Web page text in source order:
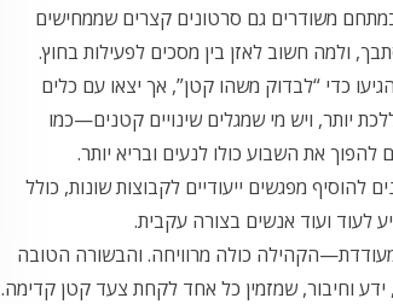
משודרים גם סרטונים קצרים שממחישים
ולמה חשוב לאזן בין מסכים לפעילות בחוץ.
כדי “לבדוק משהו קטן”, אך יצאו עם כלים
יותר, ויש מי שמגלים שינויים קטנים—כמו
את השבוע כולו לנעים ובריא יותר.
מפגשים ייעודיים לקבוצות שונות, כולל
לעוד ועוד אנשים בצורה עקבית.
כולה מרוויחה. והבשורה הטובה
וחיבור, שמזמין כל אחד לקחת צעד קטן קדימה.